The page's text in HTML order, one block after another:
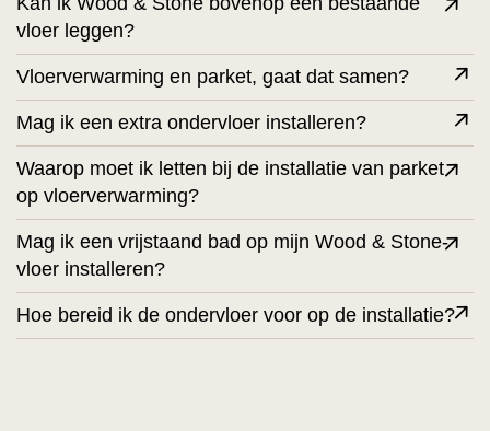
vloer leggen?
Vloerverwarming en parket, gaat dat samen?
Mag ik een extra ondervloer installeren?
Waarop moet ik letten bij de installatie van parket
op vloerverwarming?
Mag ik een vrijstaand bad op mijn Wood & Stone-
vloer installeren?
Hoe bereid ik de ondervloer voor op de installatie?